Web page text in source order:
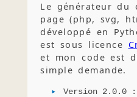
Le générateur du
page (php, svg,
développé en
est sous licence
et mon code est
simple demande.
Version 2.0.0 :